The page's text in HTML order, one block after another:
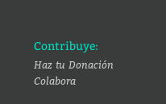
Contribuye:
Haz tu Donación
Colabora